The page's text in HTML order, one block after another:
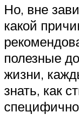
Но, вне
какой
полезные
жизни,
знать, как